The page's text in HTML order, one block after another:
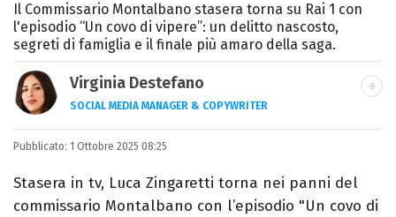
Il Commissario Montalbano stasera torna su Rai 1 con
l'episodio “Un covo di vipere”: un delitto nascosto,
segreti di famiglia e il finale più amaro della saga.
Virginia Destefano
SOCIAL MEDIA MANAGER & COPYWRITER
Una passione smisurata per le serie TV.
videomaking e scrittura sono il mio
passatempo preferito.
Pubblicato: 1 Ottobre 2025 08:25
Stasera in tv, Luca Zingaretti torna nei panni del
commissario Montalbano con l’episodio "Un covo di